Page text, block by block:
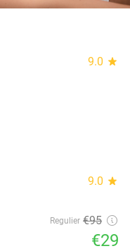
9.0 star
9.0 star
Regulier €95
€29